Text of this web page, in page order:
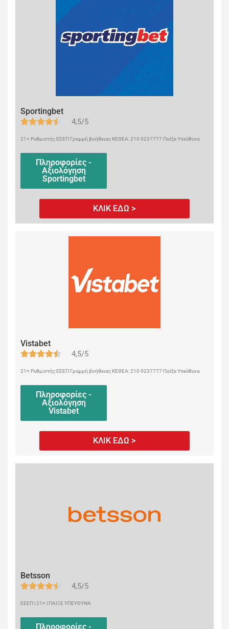
Sportingbet
4,5/5
21+ Ρυθμιστής ΕΕΕΠ Γραμμή βοήθειας ΚΕΘΕΑ: 210 9237777 Παίξε Υπεύθυνα
Πληροφορίες -
Αξιολόγηση
Sportingbet
ΚΛΙΚ ΕΔΩ >
Vistabet
4,5/5
21+ Ρυθμιστής ΕΕΕΠ Γραμμή βοήθειας ΚΕΘΕΑ: 210 9237777 Παίξε Υπεύθυνα
Πληροφορίες -
Αξιολόγηση
Vistabet
ΚΛΙΚ ΕΔΩ >
Betsson
4,5/5
ΕΕΕΠ | 21+ | ΠΑΙΞΕ ΥΠΕΥΘΥΝΑ
Πληροφορίες -